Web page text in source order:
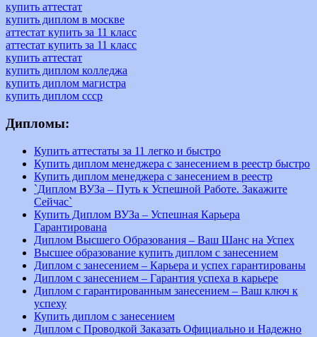
купить аттестат
купить диплом в москве
аттестат купить за 11 класс
аттестат купить за 11 класс
купить аттестат
купить диплом колледжа
купить диплом магистра
купить диплом ссср
Дипломы:
Купить аттестаты за 11 легко и быстро
Купить диплом менеджера с занесением в реестр быстро
Купить диплом менеджера с занесением в реестр
`Диплом ВУЗа – Путь к Успешной Работе. Закажите
Сейчас`
Купить Диплом ВУЗа – Успешная Карьера
Гарантирована
Диплом Высшего Образования – Ваш Шанс на Успех
Высшее образование купить диплом с занесением
Диплом с занесением – Карьера и успех гарантированы
Диплом с занесением – Гарантия успеха в карьере
Диплом с гарантированным занесением – Ваш ключ к
успеху
Купить диплом с занесением
Диплом с Проводкой Заказать Официально и Надежно